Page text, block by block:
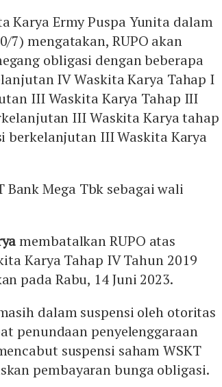
Karya Ermy Puspa Yunita dalam
7) mengatakan, RUPO akan
obligasi dengan beberapa
IV Waskita Karya Tahap I
III Waskita Karya Tahap III
III Waskita Karya tahap
berkelanjutan III Waskita Karya
Mega Tbk sebagai wali
membatalkan RUPO atas
Karya Tahap IV Tahun 2019
pada Rabu, 14 Juni 2023.
dalam suspensi oleh otoritas
penundaan penyelenggaraan
suspensi saham WSKT
pembayaran bunga obligasi.